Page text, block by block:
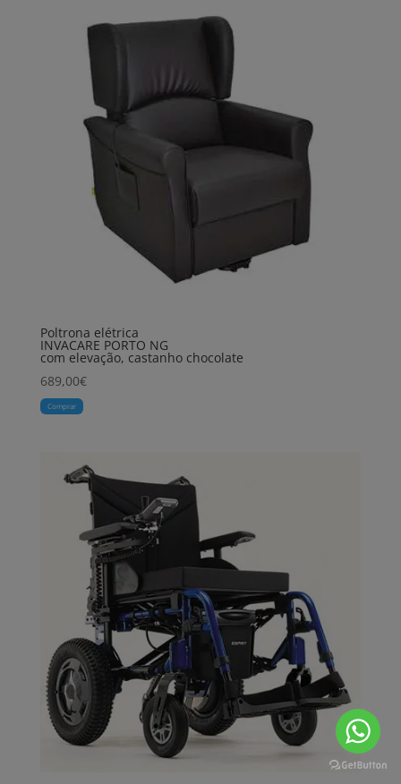
Poltrona elétrica
INVACARE PORTO NG
com elevação, castanho chocolate
689,00€
Comprar